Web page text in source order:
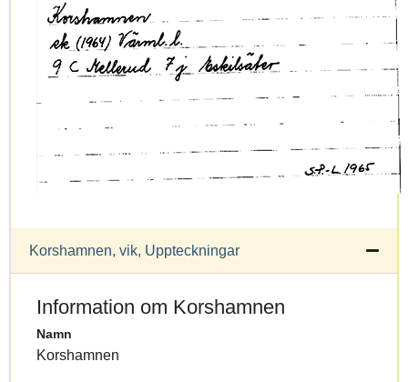
Korshamnen, vik, Uppteckningar
Information om Korshamnen
Namn
Korshamnen